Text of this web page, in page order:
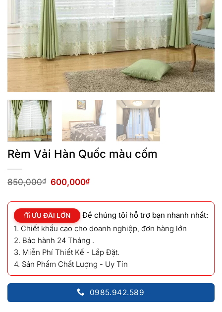
Rèm Vải Hàn Quốc màu cốm
850,000₫ Giá
850,000₫.
600,000₫Giá
600,000₫.
ƯU ĐÃI LỚN
Để chúng tôi hỗ trợ bạn nhanh nhất:
1. Chiết khấu cao cho doanh nghiệp, đơn hàng lớn
2. Bảo hành 24 Tháng .
3. Miễn Phí Thiết Kế - Lắp Đặt.
4. Sản Phẩm Chất Lượng - Uy Tín
0985.942.589